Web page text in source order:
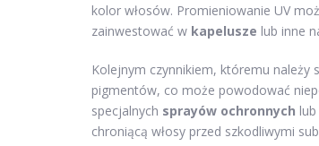
kolor włosów. Promieniowanie UV
zainwestować w kapelusze lub inne
Kolejnym czynnikiem, któremu należy
pigmentów, co może powodować
specjalnych sprayów ochronnych
chroniącą włosy przed szkodliwymi